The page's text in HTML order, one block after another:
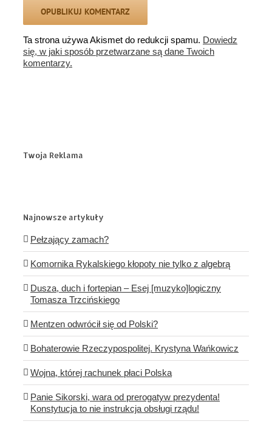
Ta strona używa Akismet do redukcji spamu. Dowiedz
się, w jaki sposób przetwarzane są dane Twoich
komentarzy.
Twoja Reklama
Najnowsze artykuły
Pełzający zamach?
Komornika Rykalskiego kłopoty nie tylko z algebrą
Dusza, duch i fortepian – Esej [muzyko]logiczny
Tomasza Trzcińskiego
Mentzen odwrócił się od Polski?
Bohaterowie Rzeczypospolitej. Krystyna Wańkowicz
Wojna, której rachunek płaci Polska
Panie Sikorski, wara od prerogatyw prezydenta!
Konstytucja to nie instrukcja obsługi rządu!